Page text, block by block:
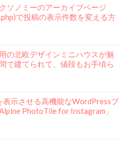
ソノミーのアーカイブページ
で投稿の表示件数を変える方
の北欧デザインミニハウスが魅
で建てられて、値段もお手頃ら
表示させる高機能なWordPressプ
PhotoTile for Instagram」